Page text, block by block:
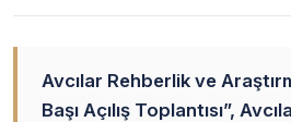
Avcılar Rehberlik ve
Başı Açılış Toplantısı”,